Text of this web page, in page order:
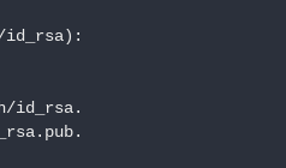
id_rsa.